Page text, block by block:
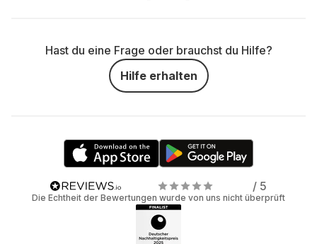
Hast du eine Frage oder brauchst du Hilfe?
Hilfe erhalten
/ 5
Die Echtheit der Bewertungen wurde von uns nicht überprüft